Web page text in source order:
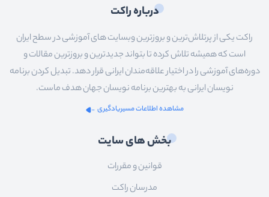
درباره راکت
راکت یکی از پرتلاش‌ترین و بروزترین وبسایت های آموزشی در سطح ایران
است که همیشه تلاش کرده تا بتواند جدیدترین و بروزترین مقالات و
دوره‌های آموزشی را در اختیار علاقه‌مندان ایرانی قرار دهد. تبدیل کردن برنامه
نویسان ایرانی به بهترین برنامه نویسان جهان هدف ماست.
مشاهده اطلاعات مسیریادگیری
بخش های سایت
قوانین و مقررات
مدرسان راکت